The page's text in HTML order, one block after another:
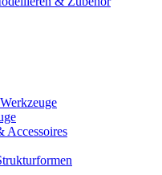
Accessoires